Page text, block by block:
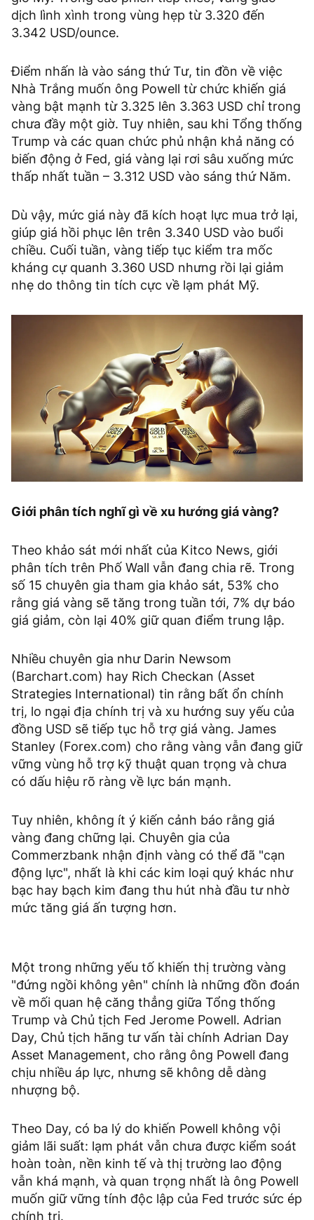
dịch lình xình trong vùng hẹp từ 3.320 đến
3.342 USD/ounce.
Điểm nhấn là vào sáng thứ Tư, tin đồn về việc
Nhà Trắng muốn ông Powell từ chức khiến giá
vàng bật mạnh từ 3.325 lên 3.363 USD chỉ trong
chưa đầy một giờ. Tuy nhiên, sau khi Tổng thống
Trump và các quan chức phủ nhận khả năng có
biến động ở Fed, giá vàng lại rơi sâu xuống mức
thấp nhất tuần – 3.312 USD vào sáng thứ Năm.
Dù vậy, mức giá này đã kích hoạt lực mua trở lại,
giúp giá hồi phục lên trên 3.340 USD vào buổi
chiều. Cuối tuần, vàng tiếp tục kiểm tra mốc
kháng cự quanh 3.360 USD nhưng rồi lại giảm
nhẹ do thông tin tích cực về lạm phát Mỹ.
Giới phân tích nghĩ gì về xu hướng giá vàng?
Theo khảo sát mới nhất của Kitco News, giới
phân tích trên Phố Wall vẫn đang chia rẽ. Trong
số 15 chuyên gia tham gia khảo sát, 53% cho
rằng giá vàng sẽ tăng trong tuần tới, 7% dự báo
giá giảm, còn lại 40% giữ quan điểm trung lập.
Nhiều chuyên gia như Darin Newsom
(Barchart.com) hay Rich Checkan (Asset
Strategies International) tin rằng bất ổn chính
trị, lo ngại địa chính trị và xu hướng suy yếu của
đồng USD sẽ tiếp tục hỗ trợ giá vàng. James
Stanley (Forex.com) cho rằng vàng vẫn đang giữ
vững vùng hỗ trợ kỹ thuật quan trọng và chưa
có dấu hiệu rõ ràng về lực bán mạnh.
Tuy nhiên, không ít ý kiến cảnh báo rằng giá
vàng đang chững lại. Chuyên gia của
Commerzbank nhận định vàng có thể đã "cạn
động lực", nhất là khi các kim loại quý khác như
bạc hay bạch kim đang thu hút nhà đầu tư nhờ
mức tăng giá ấn tượng hơn.
Một trong những yếu tố khiến thị trường vàng
"đứng ngồi không yên" chính là những đồn đoán
về mối quan hệ căng thẳng giữa Tổng thống
Trump và Chủ tịch Fed Jerome Powell. Adrian
Day, Chủ tịch hãng tư vấn tài chính Adrian Day
Asset Management, cho rằng ông Powell đang
chịu nhiều áp lực, nhưng sẽ không dễ dàng
nhượng bộ.
Theo Day, có ba lý do khiến Powell không vội
giảm lãi suất: lạm phát vẫn chưa được kiểm soát
hoàn toàn, nền kinh tế và thị trường lao động
vẫn khá mạnh, và quan trọng nhất là ông Powell
muốn giữ vững tính độc lập của Fed trước sức ép
chính trị.